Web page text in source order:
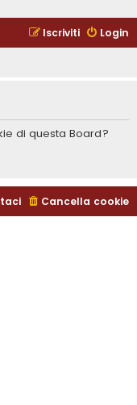
Login
Iscriviti
di questa Board?
Cancella cookie